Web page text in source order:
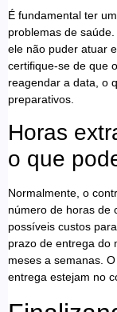
É fundamental ter
problemas de
ele não puder atuar
certifique-se de que
reagendar a data, o
preparativos.
Horas
o que
Normalmente, o
número de horas de
possíveis custos
prazo de entrega do
meses a semanas.
entrega estejam no